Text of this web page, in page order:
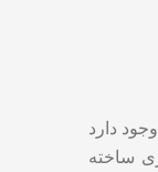
دارد
ساخته